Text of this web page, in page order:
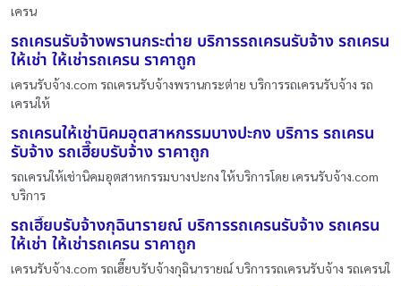
เครน
รถเครนรับจ้างพรานกระต่าย บริการรถเครนรับจ้าง รถเครน
ให้เช่า ให้เช่ารถเครน ราคาถูก
เครนรับจ้าง.com รถเครนรับจ้างพรานกระต่าย บริการรถเครนรับจ้าง รถ
เครนให้
รถเครนให้เช่านิคมอุตสาหกรรมบางปะกง บริการ รถเครน
รับจ้าง รถเฮี๊ยบรับจ้าง ราคาถูก
รถเครนให้เช่านิคมอุตสาหกรรมบางปะกง ให้บริการโดย เครนรับจ้าง.com
บริการ
รถเฮี๊ยบรับจ้างกุฉินารายณ์ บริการรถเครนรับจ้าง รถเครน
ให้เช่า ให้เช่ารถเครน ราคาถูก
เครนรับจ้าง.com รถเฮี๊ยบรับจ้างกุฉินารายณ์ บริการรถเครนรับจ้าง รถเครนใ